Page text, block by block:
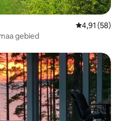
Gemiddelde
4,91 (58)
gebied